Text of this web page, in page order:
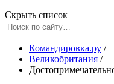
Скрыть список
Командировка.ру /
Великобритания /